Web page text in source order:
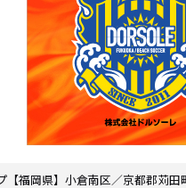
【福岡県】小倉南区／京都郡苅